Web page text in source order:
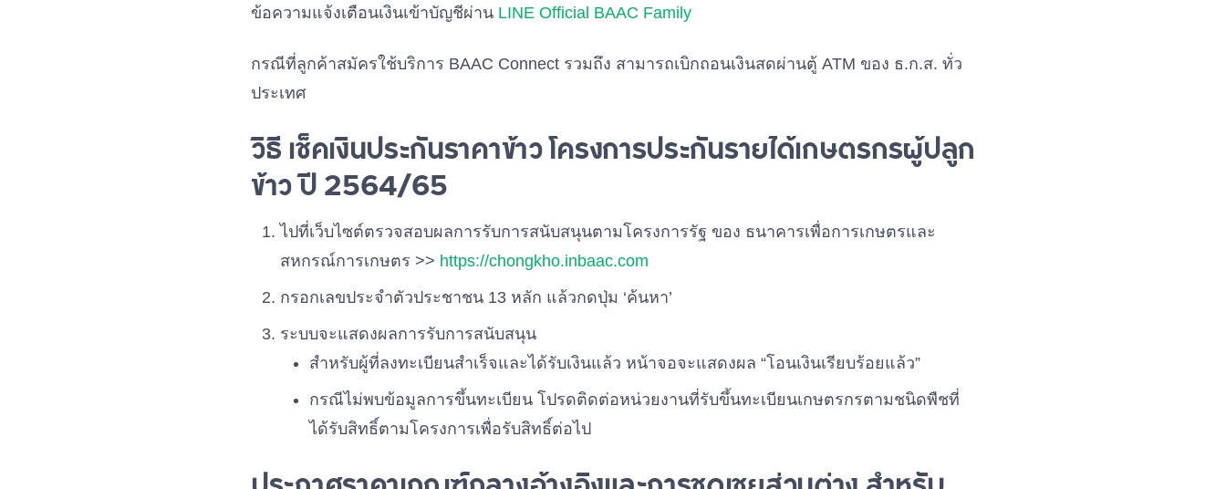
ข้อความแจ้งเตือนเงินเข้าบัญชีผ่าน LINE Official BAAC Family
กรณีที่ลูกค้าสมัครใช้บริการ BAAC Connect รวมถึง สามารถเบิกถอนเงินสดผ่านตู้ ATM ของ ธ.ก.ส. ทั่ว
ประเทศ
วิธี เช็คเงินประกันราคาข้าว โครงการประกันรายได้เกษตรกรผู้ปลูก
ข้าว ปี 2564/65
ไปที่เว็บไซต์ตรวจสอบผลการรับการสนับสนุนตามโครงการรัฐ ของ ธนาคารเพื่อการเกษตรและ
สหกรณ์การเกษตร >> https://chongkho.inbaac.com
กรอกเลขประจำตัวประชาชน 13 หลัก แล้วกดปุ่ม ‘ค้นหา’
ระบบจะแสดงผลการรับการสนับสนุน
สำหรับผู้ที่ลงทะเบียนสำเร็จและได้รับเงินแล้ว หน้าจอจะแสดงผล “โอนเงินเรียบร้อยแล้ว”
กรณีไม่พบข้อมูลการขึ้นทะเบียน โปรดติดต่อหน่วยงานที่รับขึ้นทะเบียนเกษตรกรตามชนิดพืชที่
ได้รับสิทธิ์ตามโครงการเพื่อรับสิทธิ์ต่อไป